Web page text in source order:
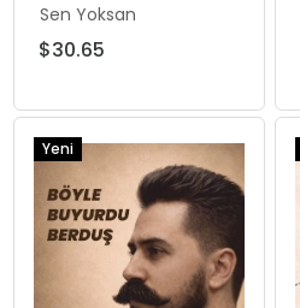
Sen Yoksan
$30.65
Yeni